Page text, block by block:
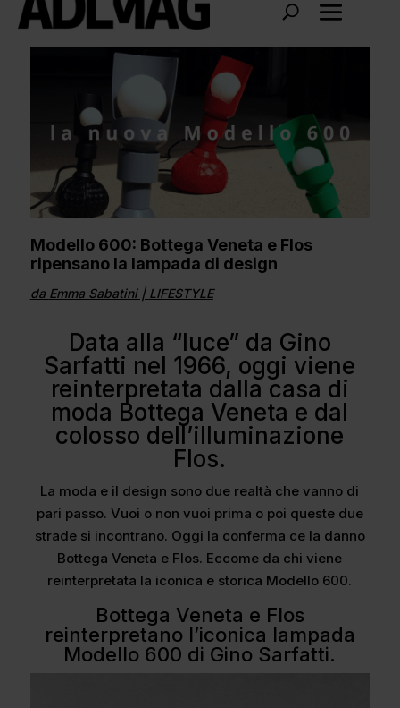
Modello 600: Bottega Veneta e Flos
ripensano la lampada di design
da Emma Sabatini| LIFESTYLE
Data alla “luce” da Gino
Sarfatti nel 1966, oggi viene
reinterpretata dalla casa di
moda Bottega Veneta e dal
colosso dell’illuminazione
Flos.
La moda e il design sono due realtà che vanno di
pari passo. Vuoi o non vuoi prima o poi queste due
strade si incontrano. Oggi la conferma ce la danno
Bottega Veneta e Flos. Eccome da chi viene
reinterpretata la iconica e storica Modello 600.
Bottega Veneta e Flos
reinterpretano l’iconica lampada
Modello 600 di Gino Sarfatti.